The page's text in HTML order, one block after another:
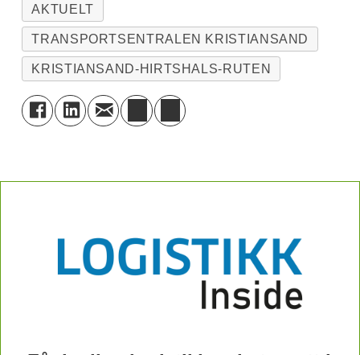
AKTUELT
TRANSPORTSENTRALEN KRISTIANSAND
KRISTIANSAND-HIRTSHALS-RUTEN